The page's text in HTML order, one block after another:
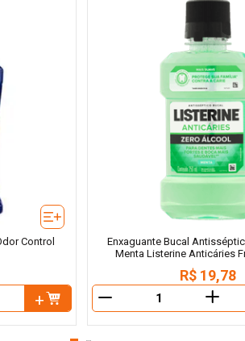
Control
Enxaguante Bucal
Menta Listerine Anticáries
R$ 19,78
＋